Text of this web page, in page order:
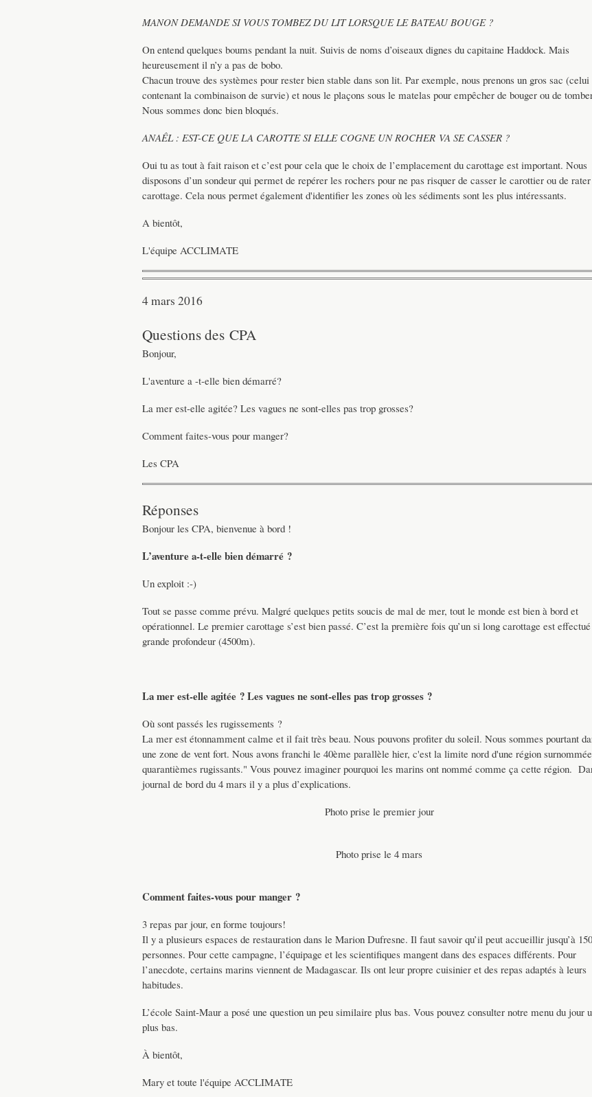
MANON DEMANDE SI VOUS TOMBEZ DU LIT LORSQUE LE BATEAU BOUGE ?
On entend quelques boums pendant la nuit. Suivis de noms d’oiseaux dignes du capitaine Haddock. Mais
heureusement il n’y a pas de bobo.
Chacun trouve des systèmes pour rester bien stable dans son lit. Par exemple, nous prenons un gros sac (celui
contenant la combinaison de survie) et nous le plaçons sous le matelas pour empêcher de bouger ou de
Nous sommes donc bien bloqués.
ANAÊL : EST-CE QUE LA CAROTTE SI ELLE COGNE UN ROCHER VA SE CASSER ?
Oui tu as tout à fait raison et c’est pour cela que le choix de l’emplacement du carottage est important. Nous
disposons d’un sondeur qui permet de repérer les rochers pour ne pas risquer de casser le carottier ou de
carottage. Cela nous permet également d'identifier les zones où les sédiments sont les plus intéressants.
A bientôt,
L'équipe ACCLIMATE
4 mars 2016
Questions des CPA
Bonjour,
L'aventure a -t-elle bien démarré?
La mer est-elle agitée? Les vagues ne sont-elles pas trop grosses?
Comment faites-vous pour manger?
Les CPA
Réponses
Bonjour les CPA, bienvenue à bord !
L’aventure a-t-elle bien démarré ?
Un exploit :-)
Tout se passe comme prévu. Malgré quelques petits soucis de mal de mer, tout le monde est bien à bord et
opérationnel. Le premier carottage s’est bien passé. C’est la première fois qu’un si long carottage est
grande profondeur (4500m).
La mer est-elle agitée ? Les vagues ne sont-elles pas trop grosses ?
Où sont passés les rugissements ?
La mer est étonnamment calme et il fait très beau. Nous pouvons profiter du soleil. Nous sommes pourtant
une zone de vent fort. Nous avons franchi le 40ème parallèle hier, c'est la limite nord d'une région
quarantièmes rugissants." Vous pouvez imaginer pourquoi les marins ont nommé comme ça cette région.
journal de bord du 4 mars il y a plus d’explications.
Photo prise le premier jour
Photo prise le 4 mars
Comment faites-vous pour manger ?
3 repas par jour, en forme toujours!
Il y a plusieurs espaces de restauration dans le Marion Dufresne. Il faut savoir qu’il peut accueillir jusqu’à 150
personnes. Pour cette campagne, l’équipage et les scientifiques mangent dans des espaces différents. Pour
l’anecdote, certains marins viennent de Madagascar. Ils ont leur propre cuisinier et des repas adaptés à leurs
habitudes.
L’école Saint-Maur a posé une question un peu similaire plus bas. Vous pouvez consulter notre menu du jour
plus bas.
À bientôt,
Mary et toute l'équipe ACCLIMATE